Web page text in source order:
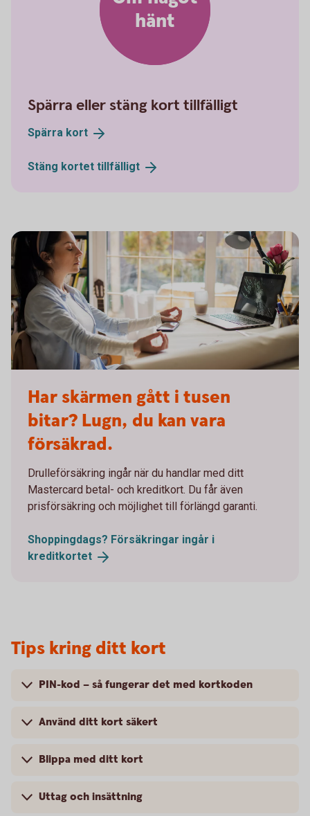
hänt
Spärra eller stäng kort tillfälligt
Spärra kort
Stäng kortet tillfälligt
Har skärmen gått i tusen
bitar? Lugn, du kan vara
försäkrad.
Drulleförsäkring ingår när du handlar med ditt
Mastercard betal- och kreditkort. Du får även
prisförsäkring och möjlighet till förlängd garanti.
Shoppingdags? Försäkringar ingår i
kreditkortet
Tips kring ditt kort
PIN-kod – så fungerar det med kortkoden
Använd ditt kort säkert
Blippa med ditt kort
Uttag och insättning